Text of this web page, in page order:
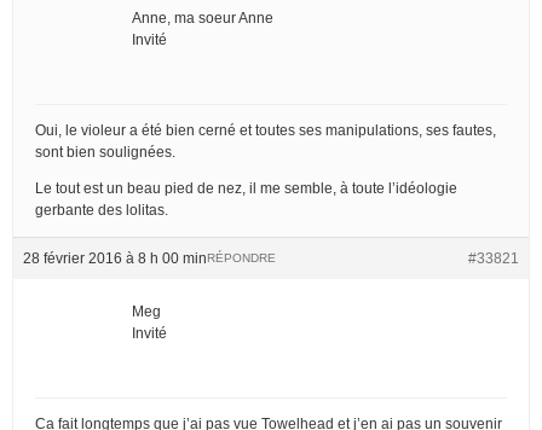
Anne, ma soeur Anne
Invité
Oui, le violeur a été bien cerné et toutes ses manipulations, ses fautes,
sont bien soulignées.
Le tout est un beau pied de nez, il me semble, à toute l’idéologie
gerbante des lolitas.
28 février 2016 à 8 h 00 min #33821
RÉPONDRE
Meg
Invité
Ca fait longtemps que j’ai pas vue Towelhead et j’en ai pas un souvenir